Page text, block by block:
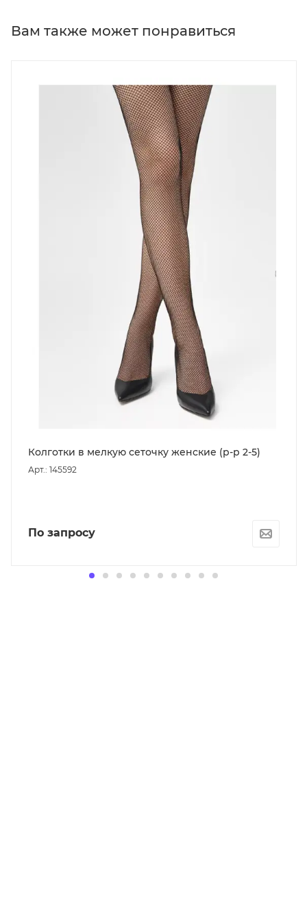
Вам также может понравиться
Колготки в мелкую сеточку женские (р-р 2-5)
Арт.: 145592
По запросу